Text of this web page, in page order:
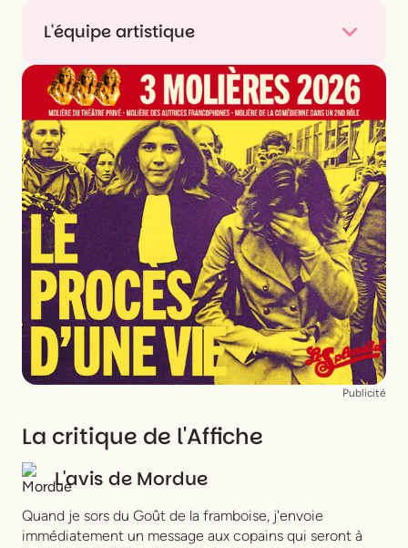
L'équipe artistique
DeRaphaële Volkoff
Mise en scèneMartin Darondeau
Avec
Laura Authier, Benoit Blanc, Machita Daly,
Octavie Durand, Nanou Garcia, Raphaële
Volkoff
Lumières
Jean-François Domingues
Scénographie Capucine Grou-Radenez
Costumes Chloé de Nombel
Publicité
La critique de l'Affiche
L'avis de Mordue
Quand je sors du Goût de la framboise, j'envoie
immédiatement un message aux copains qui seront à